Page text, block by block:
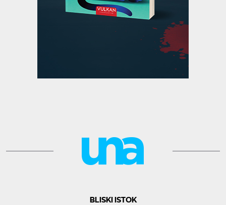
BLISKI ISTOK